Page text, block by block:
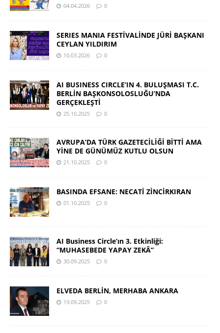
04.04.2026 0
SERIES MANIA FESTİVALİNDE JÜRİ BAŞKANI
CEYLAN YILDIRIM
10.03.2026 0
AI BUSINESS CIRCLE’IN 4. BULUŞMASI T.C.
BERLİN BAŞKONSOLOSLUĞU’NDA
GERÇEKLEŞTİ
25.10.2025 0
AVRUPA’DA TÜRK GAZETECİLİĞİ BİTTİ AMA
YİNE DE GÜNÜMÜZ KUTLU OLSUN
21.10.2025 0
BASINDA EFSANE: NECATİ ZİNCİRKIRAN
01.10.2025 0
AI Business Circle’ın 3. Etkinliği:
“MUHASEBEDE YAPAY ZEKÂ”
30.09.2025 0
ELVEDA BERLİN, MERHABA ANKARA
19.09.2025 0